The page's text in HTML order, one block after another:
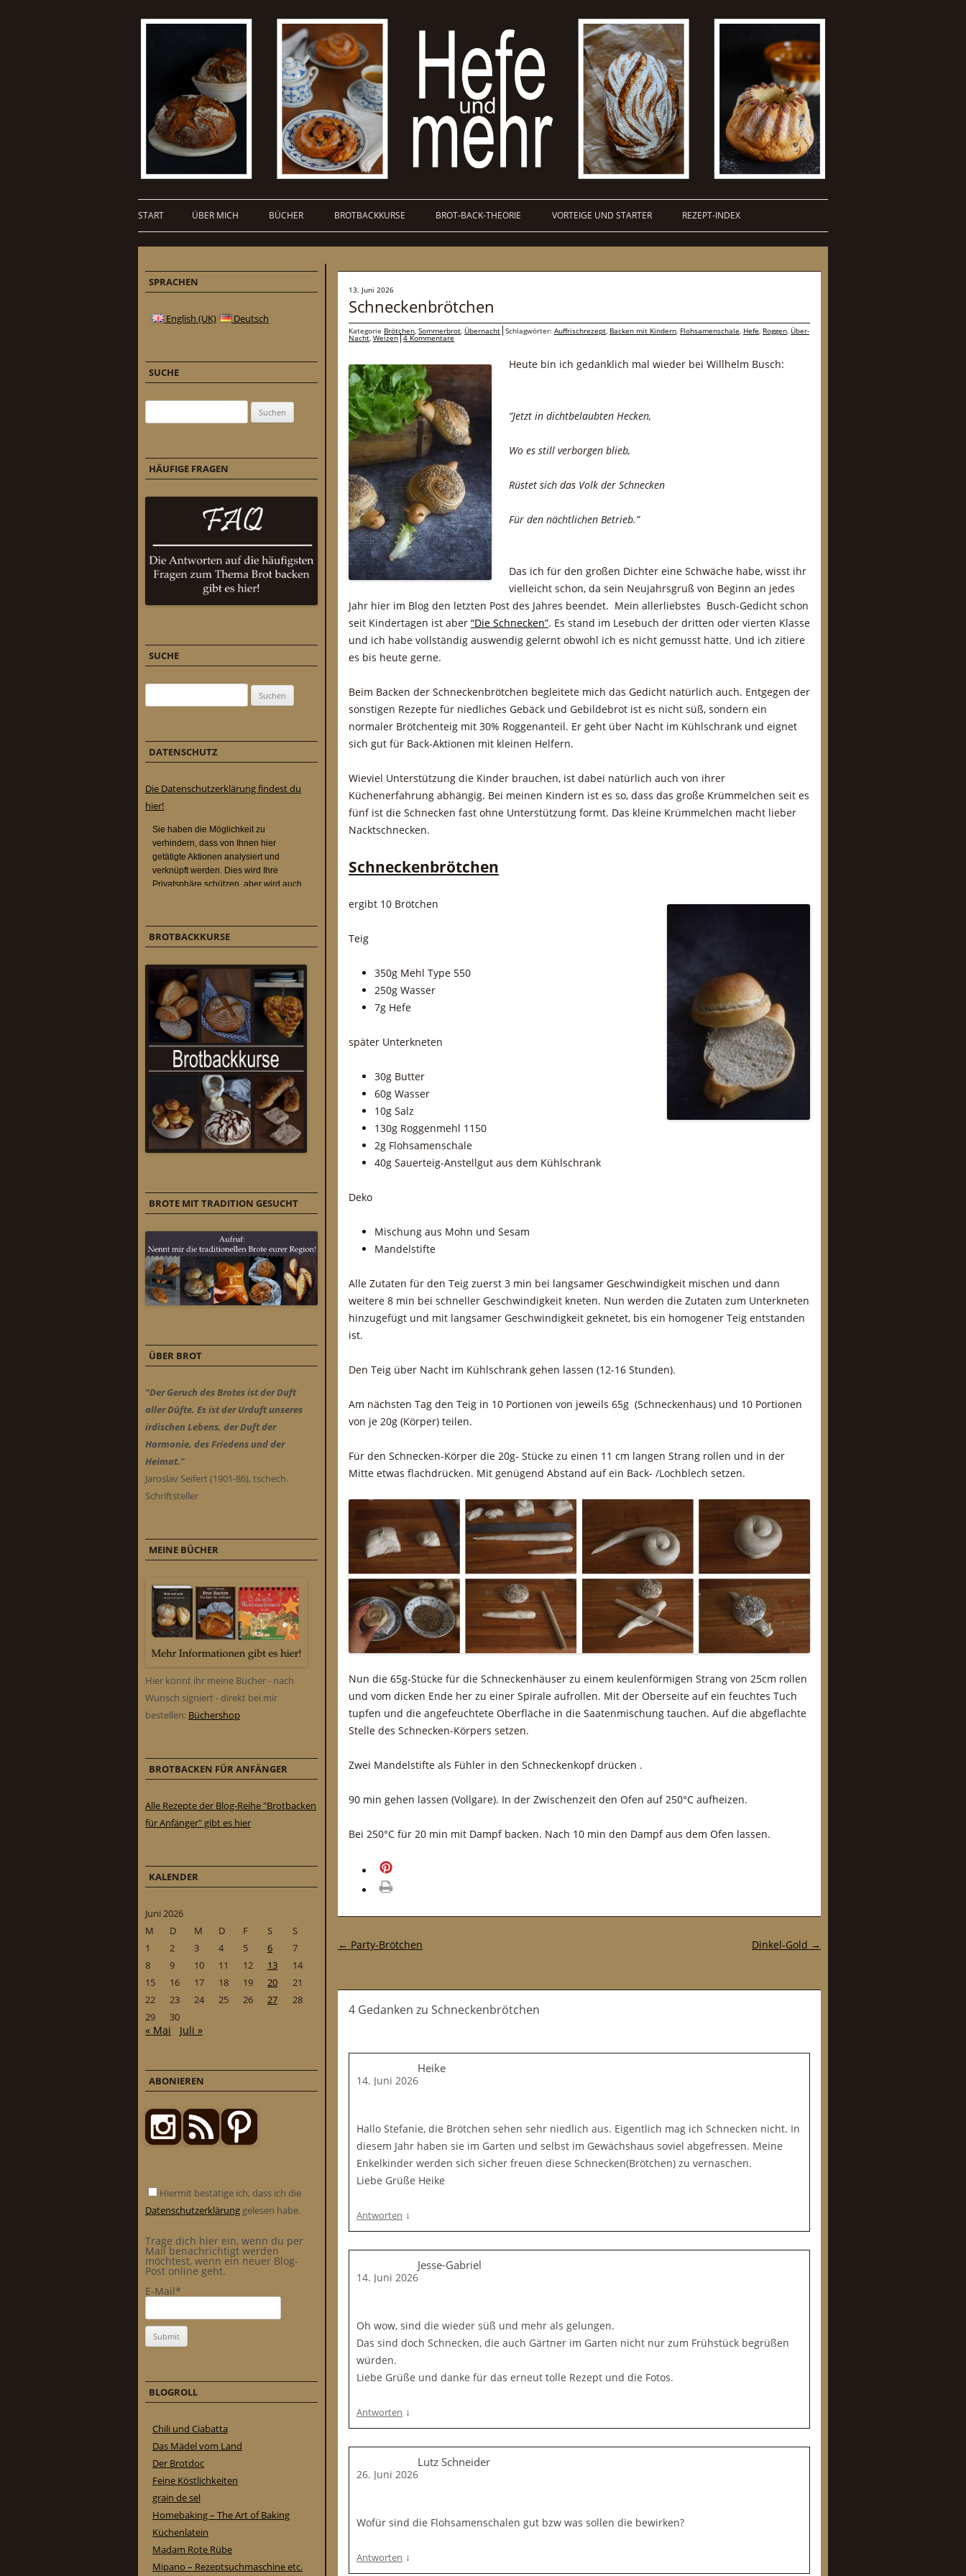
START ÜBER MICH BÜCHER BROTBACKKURSE BROT-BACK-THEORIE VORTEIGE UND STARTER REZEPT-INDEX
13. Juni 2026
Schneckenbrötchen
Kategorie Brötchen, Sommerbrot, Übernacht Schlagwörter: Auffrischrezept, Backen mit Kindern, Flohsamenschale, Hefe, Roggen, Über-
Nacht, Weizen 4 Kommentare
Heute bin ich gedanklich mal wieder bei Willhelm Busch:
“Jetzt in dichtbelaubten Hecken,
Wo es still verborgen blieb,
Rüstet sich das Volk der Schnecken
Für den nächtlichen Betrieb.”
Das ich für den großen Dichter eine Schwäche habe, wisst ihr
vielleicht schon, da sein Neujahrsgruß von Beginn an jedes
Jahr hier im Blog den letzten Post des Jahres beendet. Mein allerliebstes Busch-Gedicht schon
seit Kindertagen ist aber “Die Schnecken”. Es stand im Lesebuch der dritten oder vierten Klasse
und ich habe vollständig auswendig gelernt obwohl ich es nicht gemusst hätte. Und ich zitiere
es bis heute gerne.
Beim Backen der Schneckenbrötchen begleitete mich das Gedicht natürlich auch. Entgegen der
sonstigen Rezepte für niedliches Gebäck und Gebildebrot ist es nicht süß, sondern ein
normaler Brötchenteig mit 30% Roggenanteil. Er geht über Nacht im Kühlschrank und eignet
sich gut für Back-Aktionen mit kleinen Helfern.
Wieviel Unterstützung die Kinder brauchen, ist dabei natürlich auch von ihrer
Küchenerfahrung abhängig. Bei meinen Kindern ist es so, dass das große Krümmelchen seit es
fünf ist die Schnecken fast ohne Unterstützung formt. Das kleine Krümmelchen macht lieber
Nacktschnecken.
Schneckenbrötchen
ergibt 10 Brötchen
Teig
350g Mehl Type 550
250g Wasser
7g Hefe
später Unterkneten
30g Butter
60g Wasser
10g Salz
130g Roggenmehl 1150
2g Flohsamenschale
40g Sauerteig-Anstellgut aus dem Kühlschrank
Deko
Mischung aus Mohn und Sesam
Mandelstifte
Alle Zutaten für den Teig zuerst 3 min bei langsamer Geschwindigkeit mischen und dann
weitere 8 min bei schneller Geschwindigkeit kneten. Nun werden die Zutaten zum Unterkneten
hinzugefügt und mit langsamer Geschwindigkeit geknetet, bis ein homogener Teig entstanden
ist.
Den Teig über Nacht im Kühlschrank gehen lassen (12-16 Stunden).
Am nächsten Tag den Teig in 10 Portionen von jeweils 65g (Schneckenhaus) und 10 Portionen
von je 20g (Körper) teilen.
Für den Schnecken-Körper die 20g- Stücke zu einen 11 cm langen Strang rollen und in der
Mitte etwas flachdrücken. Mit genügend Abstand auf ein Back- /Lochblech setzen.
Nun die 65g-Stücke für die Schneckenhäuser zu einem keulenförmigen Strang von 25cm rollen
und vom dicken Ende her zu einer Spirale aufrollen. Mit der Oberseite auf ein feuchtes Tuch
tupfen und die angefeuchtete Oberfläche in die Saatenmischung tauchen. Auf die abgeflachte
Stelle des Schnecken-Körpers setzen.
Zwei Mandelstifte als Fühler in den Schneckenkopf drücken .
90 min gehen lassen (Vollgare). In der Zwischenzeit den Ofen auf 250°C aufheizen.
Bei 250°C für 20 min mit Dampf backen. Nach 10 min den Dampf aus dem Ofen lassen.
Post-Navigation
← Party-Brötchen Dinkel-Gold →
4 Gedanken zu Schneckenbrötchen
Heike
14. Juni 2026
Hallo Stefanie, die Brötchen sehen sehr niedlich aus. Eigentlich mag ich Schnecken nicht. In
diesem Jahr haben sie im Garten und selbst im Gewächshaus soviel abgefressen. Meine
Enkelkinder werden sich sicher freuen diese Schnecken(Brötchen) zu vernaschen.
Liebe Grüße Heike
Antworten ↓
Jesse-Gabriel
14. Juni 2026
Oh wow, sind die wieder süß und mehr als gelungen.
Das sind doch Schnecken, die auch Gärtner im Garten nicht nur zum Frühstück begrüßen
würden.
Liebe Grüße und danke für das erneut tolle Rezept und die Fotos.
Antworten ↓
Lutz Schneider
26. Juni 2026
Wofür sind die Flohsamenschalen gut bzw was sollen die bewirken?
Antworten ↓
SPRACHEN
English (UK) Deutsch
SUCHE
HÄUFIGE FRAGEN
SUCHE
DATENSCHUTZ
Die Datenschutzerklärung findest du
hier!
BROTBACKKURSE
BROTE MIT TRADITION GESUCHT
ÜBER BROT
"Der Geruch des Brotes ist der Duft
aller Düfte. Es ist der Urduft unseres
irdischen Lebens, der Duft der
Harmonie, des Friedens und der
Heimat."
Jaroslav Seifert (1901-86), tschech.
Schriftsteller
MEINE BÜCHER
Hier könnt ihr meine Bücher - nach
Wunsch signiert - direkt bei mir
bestellen: Büchershop
BROTBACKEN FÜR ANFÄNGER
Alle Rezepte der Blog-Reihe "Brotbacken
für Anfänger" gibt es hier
KALENDER
Juni 2026
M
D M D F S
S
1
2 3 4 5 6
7
8
9 10 11 12 13
14
15
16 17 18 19 20
21
22
23 24 25 26 27
28
29
30
« Mai Juli »
ABONIEREN
Hiermit bestätige ich, dass ich die
Datenschutzerklärung gelesen habe.
Trage dich hier ein, wenn du per
Mail benachrichtigt werden
möchtest, wenn ein neuer Blog-
Post online geht.
E-Mail*
BLOGROLL
Chili und Ciabatta
Das Mädel vom Land
Der Brotdoc
Feine Köstlichkeiten
grain de sel
Homebaking – The Art of Baking
Küchenlatein
Madam Rote Rübe
Mipano – Rezeptsuchmaschine etc.